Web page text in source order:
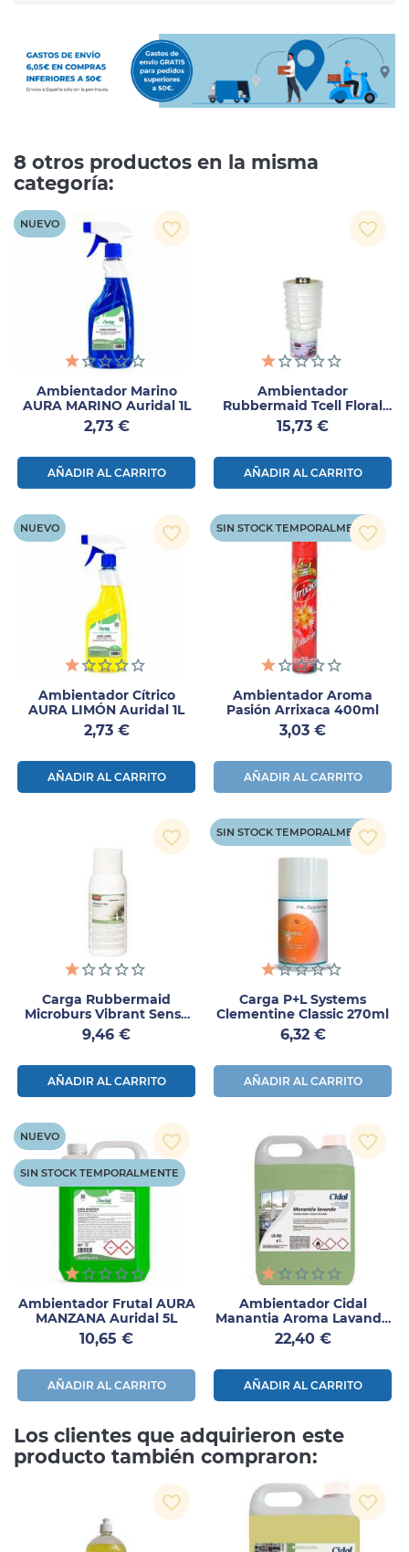
8 otros productos en la misma
categoría:
Ambientador Marino
AURA MARINO Auridal 1L
Precio
2,73 €
AÑADIR AL CARRITO
NUEVO favorite_border
Ambientador
Rubbermaid Tcell Floral
Blaze 55ml
Precio
15,73 €
AÑADIR AL CARRITO
favorite_border
Ambientador Cítrico
AURA LIMÓN Auridal 1L
Precio
2,73 €
AÑADIR AL CARRITO
NUEVO favorite_border
Ambientador Aroma
Pasión Arrixaca 400ml
Precio
3,03 €
AÑADIR AL CARRITO
SIN STOCK TEMPORALMENTE
favorite_border
Carga Rubbermaid
Microburs Vibrant Sense
75ml
Precio
9,46 €
AÑADIR AL CARRITO
favorite_border
Carga P+L Systems
Clementine Classic 270ml
Precio
6,32 €
AÑADIR AL CARRITO
SIN STOCK TEMPORALMENTE
favorite_border
Ambientador Frutal AURA
MANZANA Auridal 5L
Precio
10,65 €
AÑADIR AL CARRITO
NUEVO
SIN STOCK TEMPORALMENTE
favorite_border
Ambientador Cidal
Manantia Aroma Lavanda
5L
Precio
22,40 €
AÑADIR AL CARRITO
favorite_border
Los clientes que adquirieron este
producto también compraron:
favorite_border favorite_border